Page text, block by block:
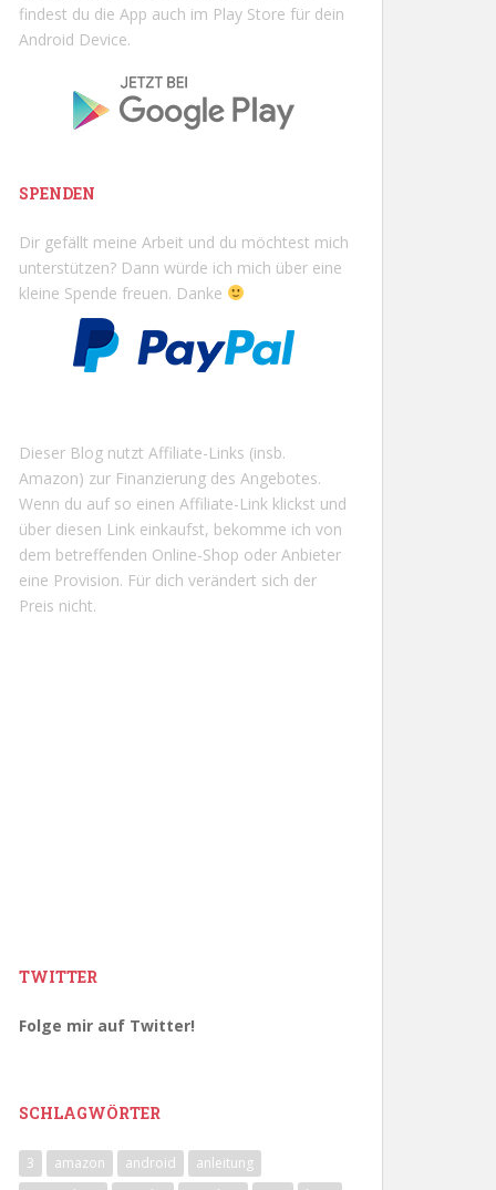
findest du die App auch im Play Store für dein
Android Device.
SPENDEN
Dir gefällt meine Arbeit und du möchtest mich
unterstützen? Dann würde ich mich über eine
kleine Spende freuen. Danke
Dieser Blog nutzt Affiliate-Links (insb.
Amazon) zur Finanzierung des Angebotes.
Wenn du auf so einen Affiliate-Link klickst und
über diesen Link einkaufst, bekomme ich von
dem betreffenden Online-Shop oder Anbieter
eine Provision. Für dich verändert sich der
Preis nicht.
TWITTER
Folge mir auf Twitter!
SCHLAGWÖRTER
3 amazon android
anleitung